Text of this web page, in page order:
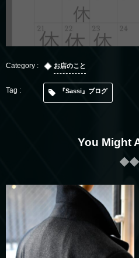
お店のこと
『Sassi』ブログ
You Might